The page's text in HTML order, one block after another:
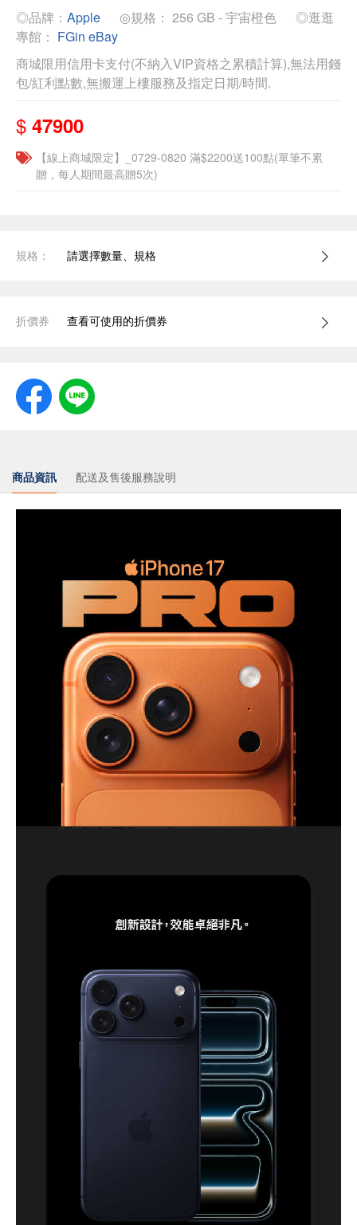
◎品牌： Apple ◎規格： 256 GB - 宇宙橙色
◎逛逛
專館： FGin eBay
商城限用信用卡支付(不納入VIP資格之累積計算),無法用錢
包/紅利點數,無搬運上樓服務及指定日期/時間.
$ 47900
【線上商城限定】_0729-0820 滿$2200送100點(單筆不累
贈，每人期間最高贈5次)
規格： 請選擇數量、規格
折價券 查看可使用的折價券
商品資訊 配送及售後服務說明